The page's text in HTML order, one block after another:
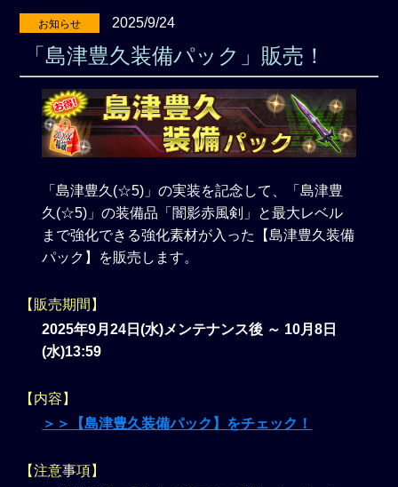
お知らせ 2025/9/24
「島津豊久装備パック」販売！
「島津豊久(☆5)」の実装を記念して、「島津豊
久(☆5)」の装備品「闇影赤風剣」と最大レベル
まで強化できる強化素材が入った【島津豊久装備
パック】を販売します。
【販売期間】
2025年9月24日(水)メンテナンス後 ～ 10月8日
(水)13:59
【内容】
＞＞【島津豊久装備パック】をチェック！
【注意事項】